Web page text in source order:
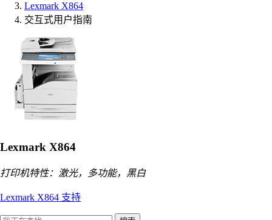
Lexmark X864
交互式用户指南
Lexmark X864
打印机特性：激光，多功能，黑白
Lexmark X864 支持